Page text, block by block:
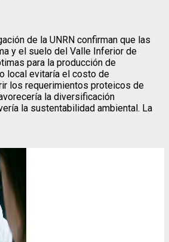
de la UNRN confirman que las
y el suelo del Valle Inferior de
para la producción de
local evitaría el costo de
los requerimientos proteicos de
la diversificación
la sustentabilidad ambiental. La